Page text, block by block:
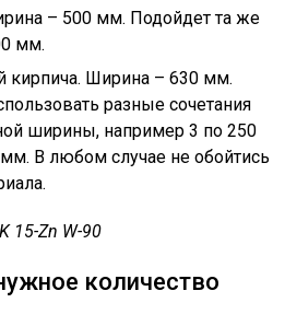
– 500 мм. Подойдет та же
мм.
кирпича. Ширина – 630 мм.
разные сочетания
ширины, например 3 по 250
В любом случае не обойтись
15-Zn W-90
количество